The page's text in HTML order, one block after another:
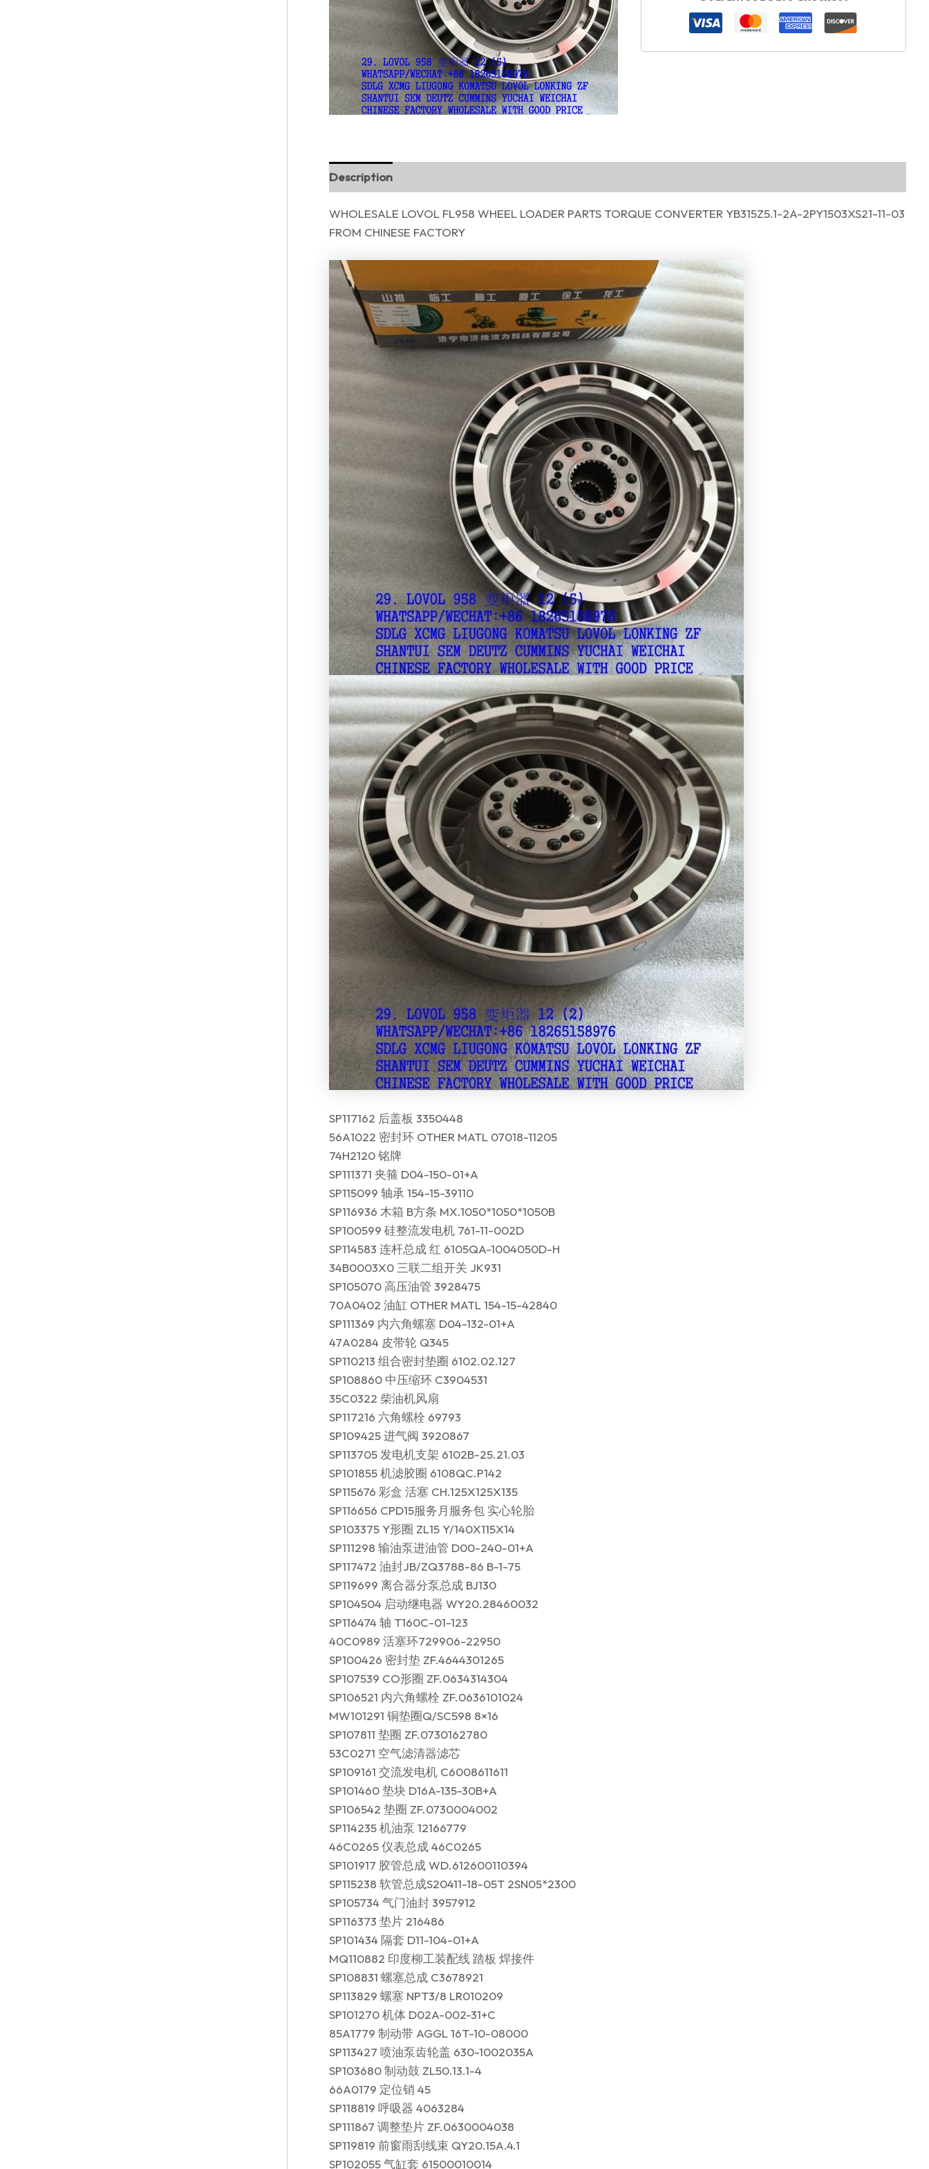
Description
WHOLESALE LOVOL FL958 WHEEL LOADER PARTS TORQUE CONVERTER YB315Z5.1-2A-2PY1503XS21-11-03
FROM CHINESE FACTORY
SP117162 后盖板 3350448
56A1022 密封环 OTHER MATL 07018-11205
74H2120 铭牌
SP111371 夹箍 D04-150-01+A
SP115099 轴承 154-15-39110
SP116936 木箱 B方条 MX.1050*1050*1050B
SP100599 硅整流发电机 761-11-002D
SP114583 连杆总成 红 6105QA-1004050D-H
34B0003X0 三联二组开关 JK931
SP105070 高压油管 3928475
70A0402 油缸 OTHER MATL 154-15-42840
SP111369 内六角螺塞 D04-132-01+A
47A0284 皮带轮 Q345
SP110213 组合密封垫圈 6102.02.127
SP108860 中压缩环 C3904531
35C0322 柴油机风扇
SP117216 六角螺栓 69793
SP109425 进气阀 3920867
SP113705 发电机支架 6102B-25.21.03
SP101855 机滤胶圈 6108QC.P142
SP115676 彩盒 活塞 CH.125X125X135
SP116656 CPD15服务月服务包 实心轮胎
SP103375 Y形圈 ZL15 Y/140X115X14
SP111298 输油泵进油管 D00-240-01+A
SP117472 油封JB/ZQ3788-86 B-1-75
SP119699 离合器分泵总成 BJ130
SP104504 启动继电器 WY20.28460032
SP116474 轴 T160C-01-123
40C0989 活塞环729906-22950
SP100426 密封垫 ZF.4644301265
SP107539 CO形圈 ZF.0634314304
SP106521 内六角螺栓 ZF.0636101024
MW101291 铜垫圈Q/SC598 8×16
SP107811 垫圈 ZF.0730162780
53C0271 空气滤清器滤芯
SP109161 交流发电机 C6008611611
SP101460 垫块 D16A-135-30B+A
SP106542 垫圈 ZF.0730004002
SP114235 机油泵 12166779
46C0265 仪表总成 46C0265
SP101917 胶管总成 WD.612600110394
SP115238 软管总成S20411-18-05T 2SN05*2300
SP105734 气门油封 3957912
SP116373 垫片 216486
SP101434 隔套 D11-104-01+A
MQ110882 印度柳工装配线 踏板 焊接件
SP108831 螺塞总成 C3678921
SP113829 螺塞 NPT3/8 LR010209
SP101270 机体 D02A-002-31+C
85A1779 制动带 AGGL 16T-10-08000
SP113427 喷油泵齿轮盖 630-1002035A
SP103680 制动鼓 ZL50.13.1-4
66A0179 定位销 45
SP118819 呼吸器 4063284
SP111867 调整垫片 ZF.0630004038
SP119819 前窗雨刮线束 QY20.15A.4.1
SP102055 气缸套 61500010014